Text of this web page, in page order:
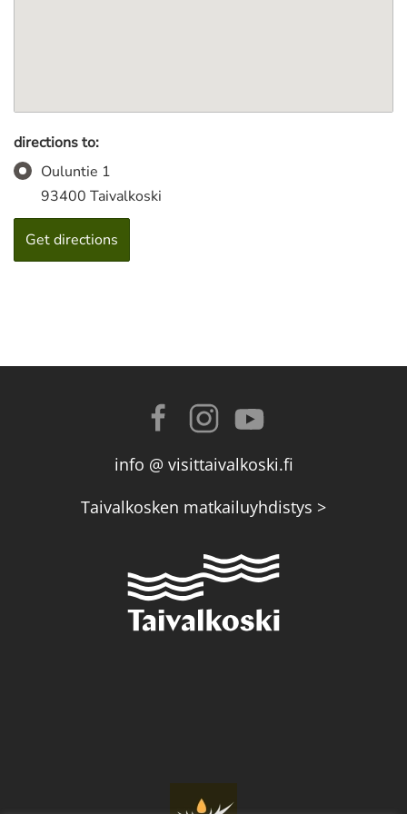
directions to:
Ouluntie 1
93400 Taivalkoski
info @ visittaivalkoski.fi
Taivalkosken matkailuyhdistys >